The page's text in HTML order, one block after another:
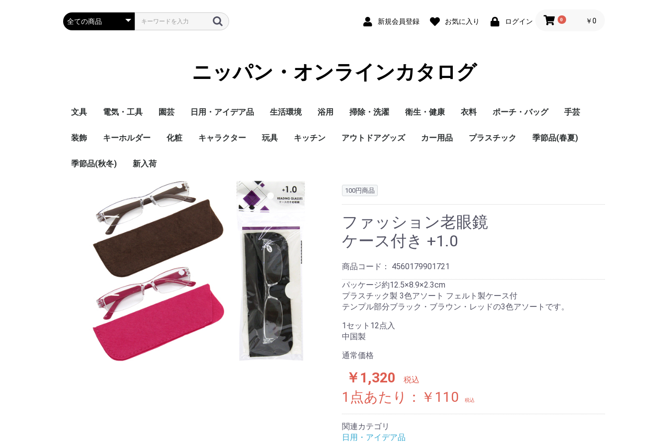
新規会員登録 お気に入り ログイン 0 ￥0
ニッパン・オンラインカタログ
文具 電気・工具 園芸 日用・アイデア品 生活環境 浴用 掃除・洗濯 衛生・健康 衣料 ポーチ・バッグ 手芸
装飾 キーホルダー 化粧 キャラクター 玩具 キッチン アウトドアグッズ カー用品 プラスチック 季節品(春夏)
季節品(秋冬) 新入荷
100円商品
ファッション老眼鏡
ケース付き +1.0
商品コード： 4560179901721
パッケージ約12.5×8.9×2.3cm
プラスチック製 3色アソート フェルト製ケース付
テンプル部分ブラック・ブラウン・レッドの3色アソートです。
1セット12点入
中国製
通常価格
￥1,320 税込
1点あたり：￥110 税込
関連カテゴリ
日用・アイデア品